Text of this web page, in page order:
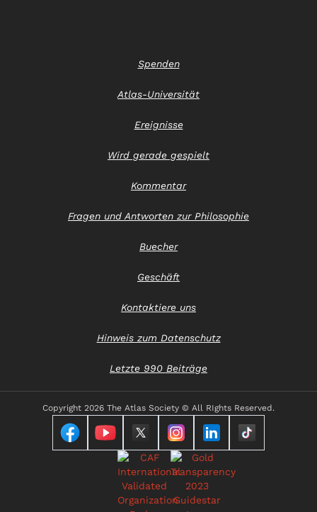
Spenden
Atlas-Universität
Ereignisse
Wird gerade gespielt
Kommentar
Fragen und Antworten zur Philosophie
Buecher
Geschäft
Kontaktiere uns
Hinweis zum Datenschutz
Letzte 990 Beiträge
Copyright 2026 The Atlas Society © All RIghts Reserved.